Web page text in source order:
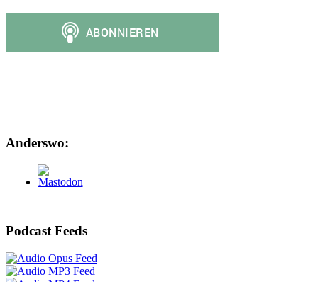
Anderswo:
Podcast Feeds